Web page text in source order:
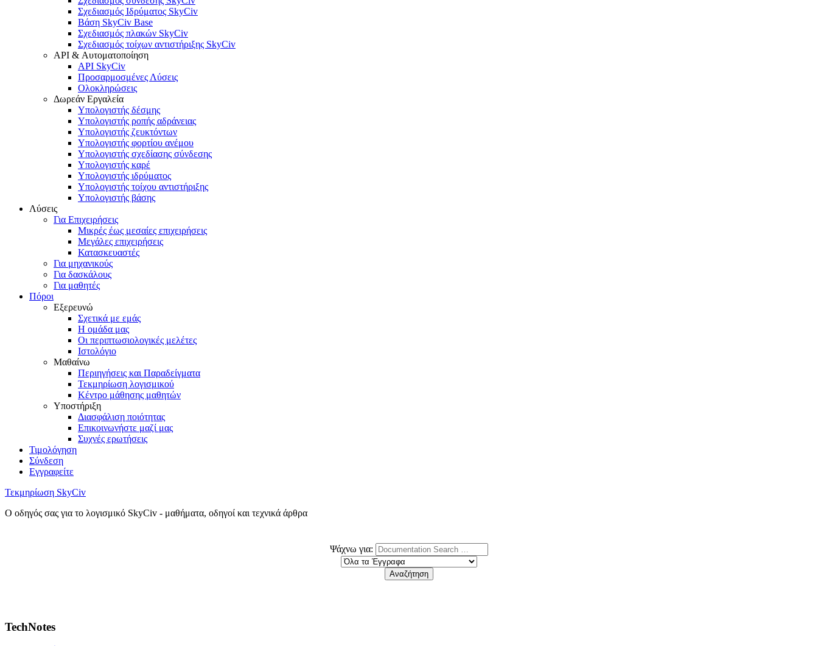
Σχεδιασμός Ιδρύματος SkyCiv
Βάση SkyCiv Base
Σχεδιασμός πλακών SkyCiv
Σχεδιασμός τοίχων αντιστήριξης SkyCiv
API & Αυτοματοποίηση
API SkyCiv
Προσαρμοσμένες Λύσεις
Ολοκληρώσεις
Δωρεάν Εργαλεία
Υπολογιστής δέσμης
Υπολογιστής ροπής αδράνειας
Υπολογιστής ζευκτόντων
Υπολογιστής φορτίου ανέμου
Υπολογιστής σχεδίασης σύνδεσης
Υπολογιστής καρέ
Υπολογιστής ιδρύματος
Υπολογιστής τοίχου αντιστήριξης
Υπολογιστής βάσης
Λύσεις
Για Επιχειρήσεις
Μικρές έως μεσαίες επιχειρήσεις
Μεγάλες επιχειρήσεις
Κατασκευαστές
Για μηχανικούς
Για δασκάλους
Για μαθητές
Πόροι
Εξερευνώ
Σχετικά με εμάς
Η ομάδα μας
Οι περιπτωσιολογικές μελέτες
Ιστολόγιο
Μαθαίνω
Περιηγήσεις και Παραδείγματα
Τεκμηρίωση λογισμικού
Κέντρο μάθησης μαθητών
Υποστήριξη
Διασφάλιση ποιότητας
Επικοινωνήστε μαζί μας
Συχνές ερωτήσεις
Τιμολόγηση
Σύνδεση
Εγγραφείτε
Τεκμηρίωση SkyCiv
Ο οδηγός σας για το λογισμικό SkyCiv - μαθήματα, οδηγοί και τεχνικά άρθρα
Ψάχνω για:
TechNotes